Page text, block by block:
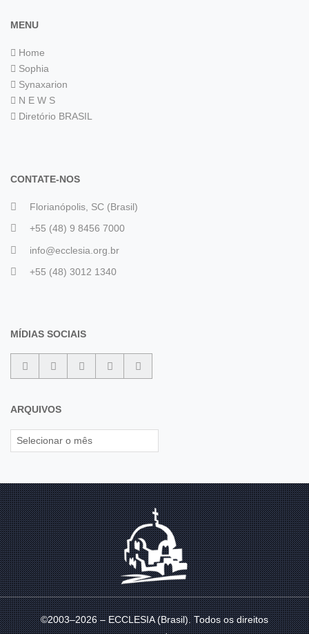
MENU
Home
Sophia
Synaxarion
N E W S
Diretório BRASIL
CONTATE-NOS
Florianópolis, SC (Brasil)
+55 (48) 9 8456 7000
info@ecclesia.org.br
+55 (48) 3012 1340
MÍDIAS SOCIAIS
ARQUIVOS
©2003–2026 – ECCLESIA (Brasil). Todos os direitos